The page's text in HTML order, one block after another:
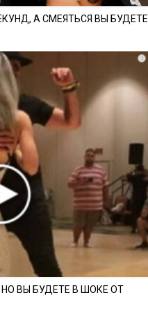
А СМЕЯТЬСЯ ВЫ БУДЕТЕ
i
ВЫ БУДЕТЕ В ШОКЕ ОТ